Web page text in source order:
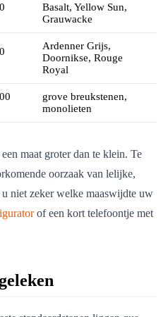
Basalt, Yellow Sun,
Grauwacke
Ardenner Grijs,
Doornikse, Rouge
Royal
grove breukstenen,
monolieten
maat groter dan te klein. Te
oorzaak van lelijke,
niet zeker welke maaswijdte uw
of een kort telefoontje met